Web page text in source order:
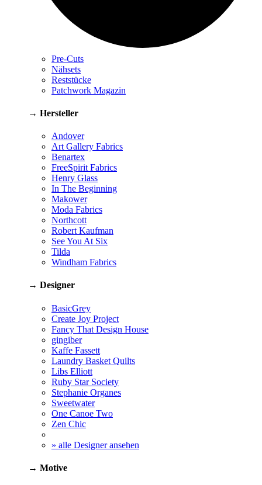
Pre-Cuts
Nähsets
Reststücke
Patchwork Magazin
→ Hersteller
Andover
Art Gallery Fabrics
Benartex
FreeSpirit Fabrics
Henry Glass
In The Beginning
Makower
Moda Fabrics
Northcott
Robert Kaufman
See You At Six
Tilda
Windham Fabrics
→ Designer
BasicGrey
Create Joy Project
Fancy That Design House
gingiber
Kaffe Fassett
Laundry Basket Quilts
Libs Elliott
Ruby Star Society
Stephanie Organes
Sweetwater
One Canoe Two
Zen Chic
» alle Designer ansehen
→ Motive